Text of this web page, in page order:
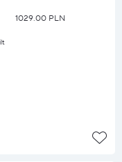
1029.00 PLN